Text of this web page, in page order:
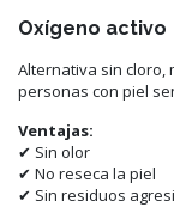
Oxígeno activo
Alternativa sin cloro,
personas con piel
Ventajas:
✔ Sin olor
✔ No reseca la piel
✔ Sin residuos